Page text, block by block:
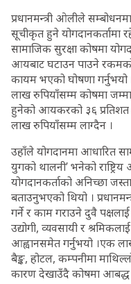
प्रधानमन्त्री ओलीले
सूचीकृत हुने योगदानकर्तामा
सामाजिक सुरक्षा कोषमा
आयबाट घटाउन पाउने
कायम भएको घोषणा गर्नुभयो
लाख रुपियाँसम्म कोषमा
हुनेको आयकरको ३६ प्रतिशत
लाख रुपियाँसम्म लाग्दैन ।
उहाँले योगदानमा आधारित
युगको थालनी’ भनेको
योगदानकर्ताको अनिच्छा
बताउनुभएको थियो ।
गर्ने र काम गराउने दुवै
उद्योगी, व्यवसायी र
आह्वानसमेत गर्नुभयो ।एक
बैङ्क, होटल, कम्पनीमा
कारण देखाउँदै कोषमा